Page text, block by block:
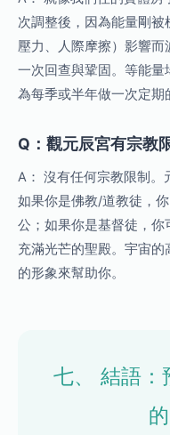
次調整後，因為能量剛
壓力、人際摩擦）影響
一次回查與鞏固。等能
為每季或半年做一次定期
Q：觀元辰宮有宗教
A： 沒有任何宗教限制。
如果你是佛教/道教徒，
公；如果你是基督徒，
充滿光芒的聖殿。宇宙
的形象來幫助你。
七、 結語：